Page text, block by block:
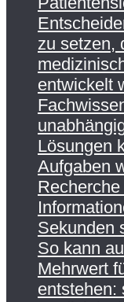
zu setzen,
entwickelt
Lösungen
Aufgaben
Sekunden
So kann
Mehrwert
entstehen: